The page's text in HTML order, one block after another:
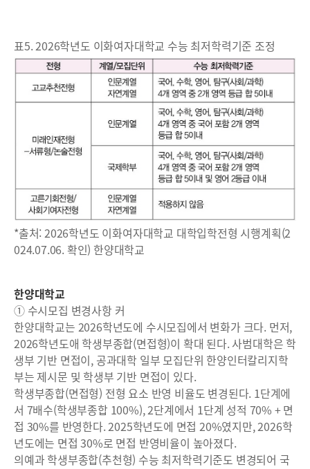
표5. 2026학년도 이화여자대학교 수능 최저학력기준 조정
*출처: 2026학년도 이화여자대학교 대학입학전형 시행계획(2
024.07.06. 확인) 한양대학교
한양대학교
① 수시모집 변경사항 커
한양대학교는 2026학년도에 수시모집에서 변화가 크다. 먼저,
2026학년도애 학생부종합(면접형)이 확대 된다. 사범대학은 학
생부 기반 면접이, 공과대학 일부 모집단위 한양인터칼리지학
부는 제시문 및 학생부 기반 면접이 있다.
학생부종합(면접형) 전형 요소 반영 비율도 변경된다. 1단계에
서 7배수(학생부종합 100%), 2단계에서 1단계 성적 70% + 면
접 30%를 반영한다. 2025학년도에 면접 20%였지만, 2026학
년도에는 면접 30%로 면접 반영비율이 높아졌다.
의예과 학생부종합(추천형) 수능 최저학력기준도 변경되어 국